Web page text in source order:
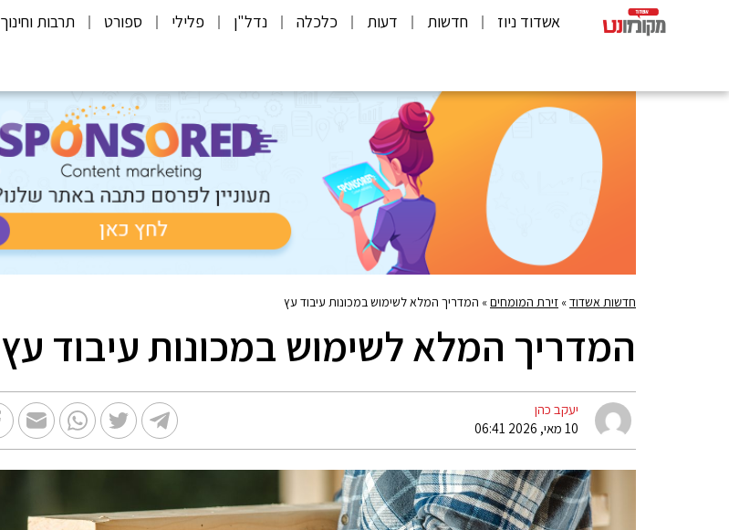
אשדוד ניוז חדשות דעות כלכלה נדל"ן פלילי ספורט תרבות וחינוך
חדשות אשדוד» זירת המומחים» המדריך המלא לשימוש במכונות עיבוד עץ
המדריך המלא לשימוש במכונות עיבוד עץ
יעקב כהן
10 מאי, 2026 06:41